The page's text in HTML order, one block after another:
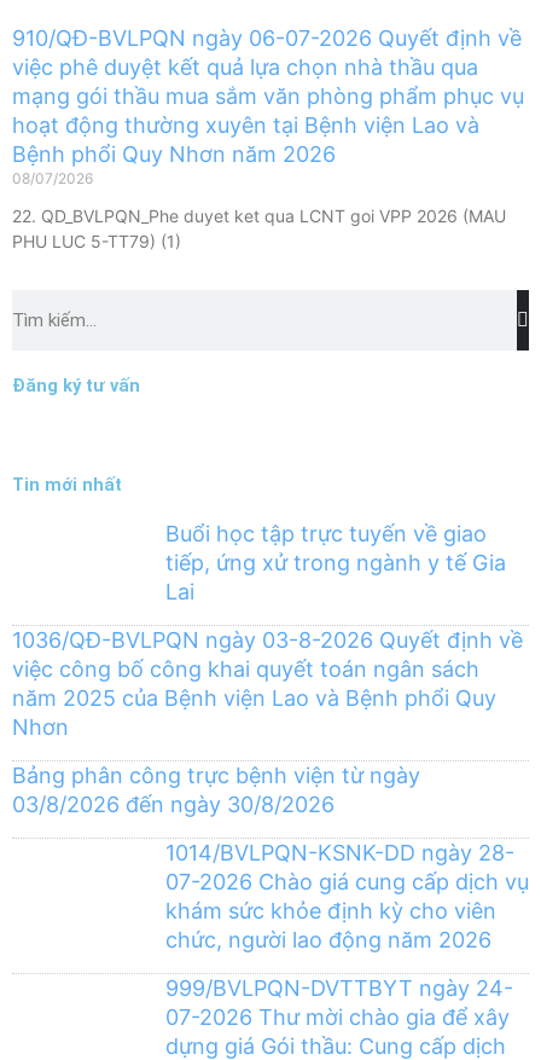
910/QĐ-BVLPQN ngày 06-07-2026 Quyết định về
việc phê duyệt kết quả lựa chọn nhà thầu qua
mạng gói thầu mua sắm văn phòng phẩm phục vụ
hoạt động thường xuyên tại Bệnh viện Lao và
Bệnh phổi Quy Nhơn năm 2026
08/07/2026
22. QD_BVLPQN_Phe duyet ket qua LCNT goi VPP 2026 (MAU
PHU LUC 5-TT79) (1)
kiếm
Đăng ký tư vấn
Tin mới nhất
Buổi học tập trực tuyến về giao
tiếp, ứng xử trong ngành y tế Gia
Lai
1036/QĐ-BVLPQN ngày 03-8-2026 Quyết định về
việc công bố công khai quyết toán ngân sách
năm 2025 của Bệnh viện Lao và Bệnh phổi Quy
Nhơn
Bảng phân công trực bệnh viện từ ngày
03/8/2026 đến ngày 30/8/2026
1014/BVLPQN-KSNK-DD ngày 28-
07-2026 Chào giá cung cấp dịch vụ
khám sức khỏe định kỳ cho viên
chức, người lao động năm 2026
999/BVLPQN-DVTTBYT ngày 24-
07-2026 Thư mời chào gia để xây
dựng giá Gói thầu: Cung cấp dịch